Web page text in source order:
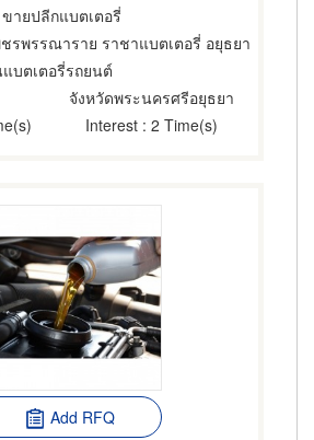
ขายปลีกแบตเตอรี่
ชรพรรณาราย ราชาแบตเตอรี่ อยุธยา
บตเตอรี่รถยนต์
จังหวัดพระนครศรีอยุธยา
Interest : 2 Time(s)
Add RFQ